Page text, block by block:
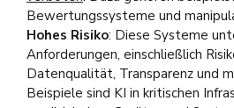
Bewertungssysteme und
Hohes Risiko: Diese Systeme
Anforderungen, einschließlich
Datenqualität, Transparenz und
Beispiele sind KI in kritischen